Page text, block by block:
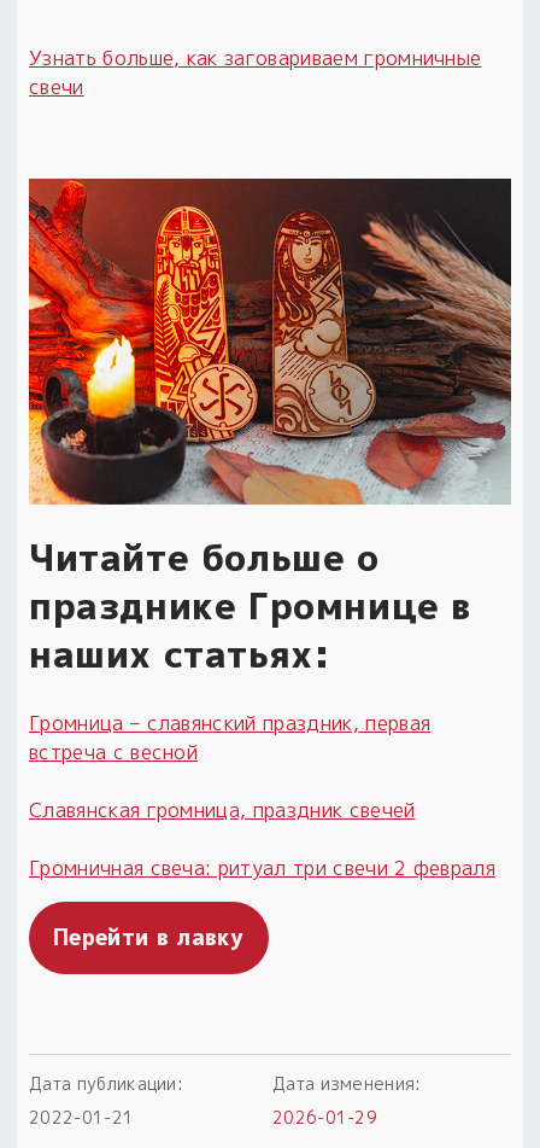
Узнать больше, как заговариваем громничные
свечи
Читайте больше о
празднике Громнице в
наших статьях:
Громница – славянский праздник, первая
встреча с весной
Славянская громница, праздник свечей
Громничная свеча: ритуал три свечи 2 февраля
Перейти в лавку
Дата публикации:
2022-01-21
Дата изменения:
2026-01-29